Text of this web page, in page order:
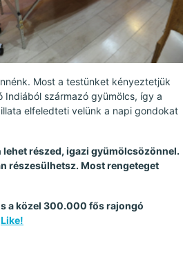
Most a testünket kényeztetjük
Indiából származó gyümölcs, így a
elfeledteti velünk a napi gondokat
részed, igazi gyümölcsözönnel.
részesülhetsz. Most rengeteget
a közel 300.000 fős rajongó
Like!